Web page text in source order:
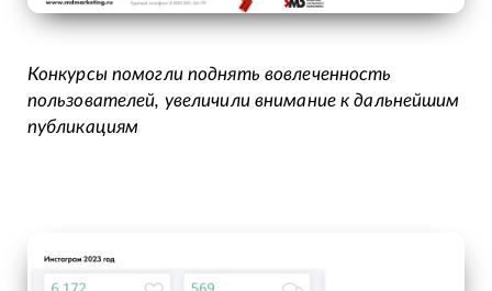
Конкурсы помогли поднять вовлеченность
пользователей, увеличили внимание к дальнейшим
публикациям